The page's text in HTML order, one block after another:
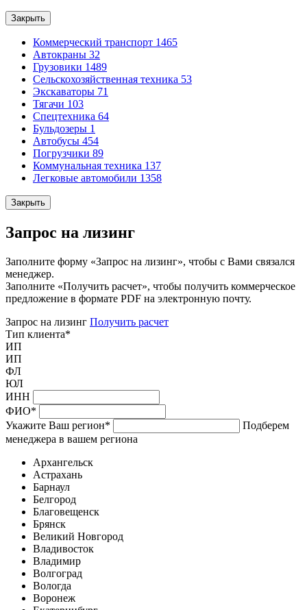
Закрыть
Коммерческий транспорт 1465
Автокраны 32
Грузовики 1489
Сельскохозяйственная техника 53
Экскаваторы 71
Тягачи 103
Спецтехника 64
Бульдозеры 1
Автобусы 454
Погрузчики 89
Коммунальная техника 137
Легковые автомобили 1358
Закрыть
Запрос на лизинг
Заполните форму «Запрос на лизинг», чтобы с Вами связался
менеджер.
Заполните «Получить расчет», чтобы получить коммерческое
предложение в формате PDF на электронную почту.
Запрос на лизинг Получить расчет
Тип клиента*
ИП
ИП
ФЛ
ЮЛ
ИНН
ФИО*
Укажите Ваш регион*
Подберем
менеджера в вашем региона
Архангельск
Астрахань
Барнаул
Белгород
Благовещенск
Брянск
Великий Новгород
Владивосток
Владимир
Волгоград
Вологда
Воронеж